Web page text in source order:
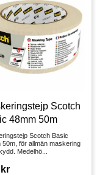
Scotch
48mm 50m
Scotch Basic
50m, för allmän maskering
Medelhö...
kr